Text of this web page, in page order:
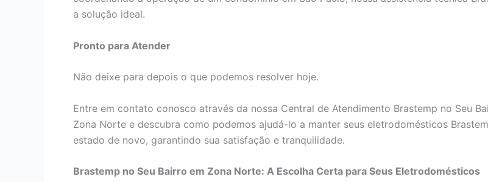
a solução ideal.
Pronto para Atender
Não deixe para depois o que podemos resolver hoje.
Entre em contato conosco através da nossa Central de Atendimento Brastemp no Seu
Zona Norte e descubra como podemos ajudá-lo a manter seus eletrodomésticos
estado de novo, garantindo sua satisfação e tranquilidade.
Brastemp no Seu Bairro em Zona Norte: A Escolha Certa para Seus Eletrodomésticos